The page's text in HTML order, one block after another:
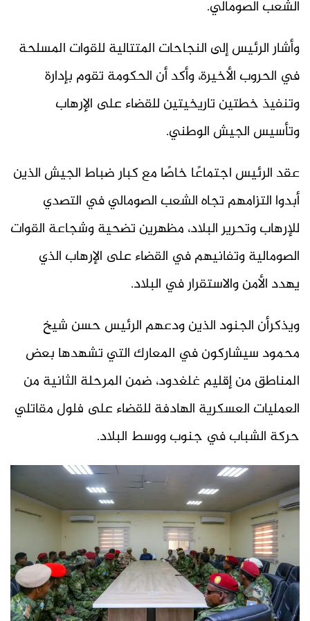
الشعب الصومالي.
وأشار الرئيس إلى النجاحات المتتالية للقوات المسلحة
في الحروب الأخيرة، وأكد أن الحكومة تقوم بإدارة
وتنفيذ خطتين تاريخيتين للقضاء على الإرهاب
وتأسيس الجيش الوطني.
عقد الرئيس اجتماعًا خاصًا مع كبار ضباط الجيش الذين
أبدوا التزامهم تجاه الشعب الصومالي في التصدي
للإرهاب وتحرير البلاد، مظهرين تضحية وشجاعة القوات
الصومالية وتفانيهم في القضاء على الإرهاب الذي
يهدد الأمن والاستقرار في البلاد.
ويذكرأن الجنود الذين ودعهم الرئيس حسن شيخ
محمود سيشاركون في المعارك التي تشهدها بعض
المناطق من إقليم غلغدود، ضمن المرحلة الثانية من
العمليات العسكرية الهادفة للقضاء على فلول مقاتلي
حركة الشباب في جنوب ووسط البلاد.